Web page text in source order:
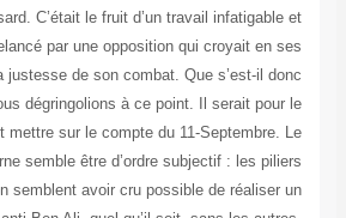
C’était le fruit d’un travail infatigable et
par une opposition qui croyait en ses
justesse de son combat. Que s’est-il donc
dégringolions à ce point. Il serait pour le
mettre sur le compte du 11-Septembre. Le
semble être d’ordre subjectif : les piliers
semblent avoir cru possible de réaliser un